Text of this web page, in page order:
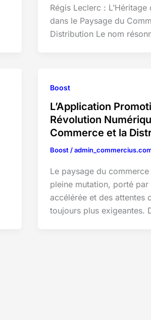
Régis Leclerc : L’Héritage
dans le Paysage du
Distribution Le nom
Boost
L’Application
Révolution
Commerce et la
Boost/
Le paysage du
pleine mutation, porté
accélérée et des attentes
toujours plus exigeantes.